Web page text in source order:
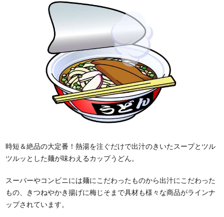
時短＆絶品の大定番！熱湯を注ぐだけで出汁のきいたスープとツル
ツルッとした麺が味わえるカップうどん。
スーパーやコンビニには麺にこだわったものから出汁にこだわった
もの、きつねやかき揚げに梅じそまで具材も様々な商品がラインナ
ップされています。